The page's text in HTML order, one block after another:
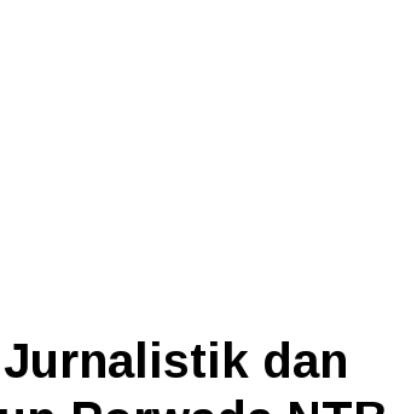
dan